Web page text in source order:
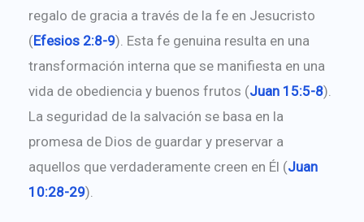
regalo de gracia a través de la fe en Jesucristo
(Efesios 2:8-9). Esta fe genuina resulta en una
transformación interna que se manifiesta en una
vida de obediencia y buenos frutos (Juan 15:5-8).
La seguridad de la salvación se basa en la
promesa de Dios de guardar y preservar a
aquellos que verdaderamente creen en Él (Juan
10:28-29).